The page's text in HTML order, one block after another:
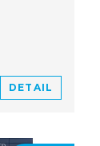
DETAIL